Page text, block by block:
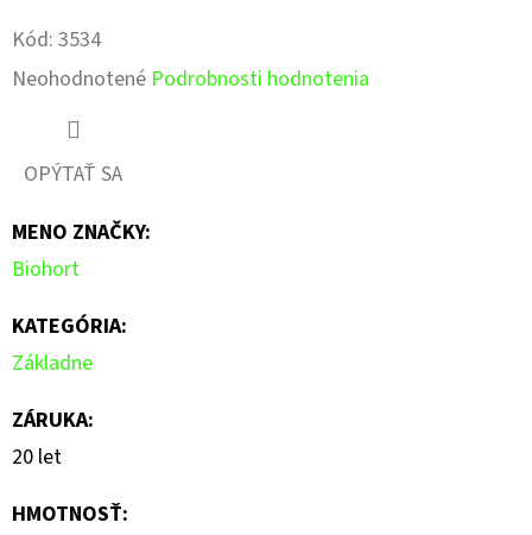
Kód: 3534
Priemerné
hodnotenie
produktu
0,0
z
5
hviezdičiek.
Neohodnotené Podrobnosti hodnotenia
OPÝTAŤ SA
MENO ZNAČKY:
Biohort
KATEGÓRIA:
Základne
ZÁRUKA:
20 let
HMOTNOSŤ: